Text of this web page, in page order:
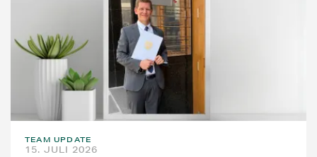
TEAM UPDATE
15. JULI 2026